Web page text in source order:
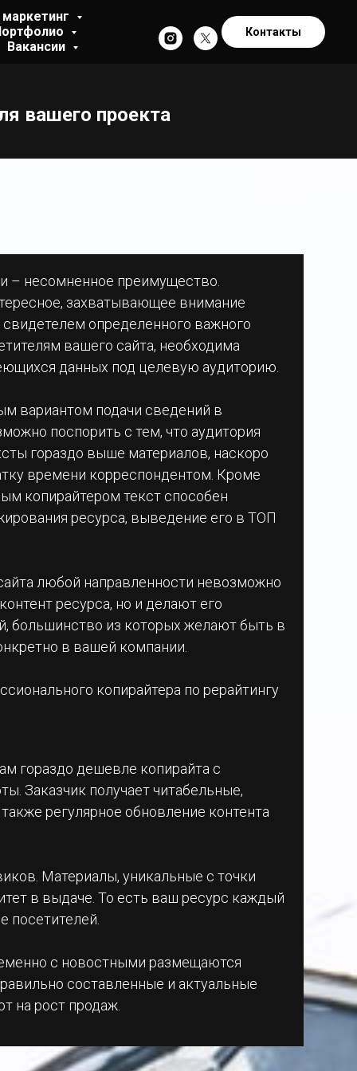
Вакансии
Контакты
вашего проекта
– несомненное преимущество.
захватывающее внимание
определенного важного
вашего сайта, необходима
данных под целевую аудиторию.
вариантом подачи сведений в
поспорить с тем, что аудитория
гораздо выше материалов, наскоро
времени корреспондентом. Кроме
копирайтером текст способен
ресурса, выведение его в ТОП
любой направленности невозможно
ресурса, но и делают его
большинство из которых желают быть в
в вашей компании.
копирайтера по рерайтингу
гораздо дешевле копирайта с
Заказчик получает читабельные,
регулярное обновление контента
Материалы, уникальные с точки
в выдаче. То есть ваш ресурс каждый
посетителей.
с новостными размещаются
составленные и актуальные
на рост продаж.